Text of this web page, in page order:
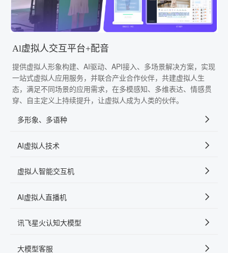
Al虚拟人交互平台+配音
提供虚拟人形象构建、AI驱动、API接入、多场景解决方案，实现
一站式虚拟人应用服务，并联合产业合作伙伴，共建虚拟人生
态，满足不同场景的应用需求，在多模感知、多维表达、情感贯
穿、自主定义上持续提升，让虚拟人成为人类的伙伴。
多形象、多语种
AI虚拟人技术
虚拟人智能交互机
AI虚拟人直播机
讯飞星火认知大模型
大模型客服